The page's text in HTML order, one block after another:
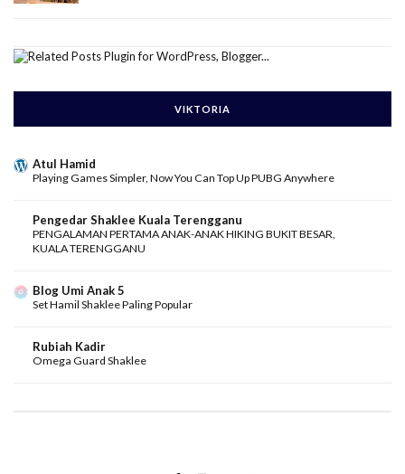
VIKTORIA
Atul Hamid
Playing Games Simpler, Now You Can Top Up PUBG Anywhere
Pengedar Shaklee Kuala Terengganu
PENGALAMAN PERTAMA ANAK-ANAK HIKING BUKIT BESAR,
KUALA TERENGGANU
Blog Umi Anak 5
Set Hamil Shaklee Paling Popular
Rubiah Kadir
Omega Guard Shaklee